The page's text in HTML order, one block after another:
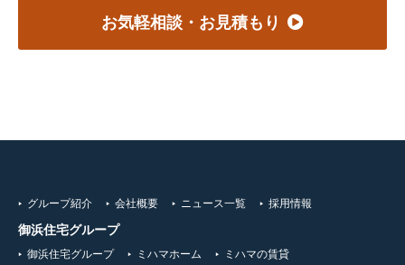
お気軽相談・お見積もり
グループ紹介 会社概要 ニュース一覧 採用情報
御浜住宅グループ
御浜住宅グループ ミハマホーム
ミハマの賃貸